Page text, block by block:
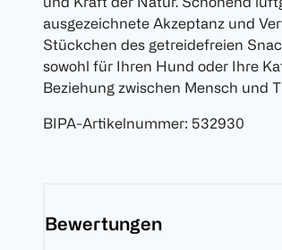
ausgezeichnete Akzeptanz und
Stückchen des getreidefreien
sowohl für Ihren Hund oder Ihre
Beziehung zwischen Mensch und
BIPA-Artikelnummer: 532930
Bewertungen